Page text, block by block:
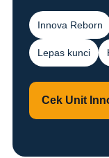
Innova Reborn
Lepas kunci
Cek Unit